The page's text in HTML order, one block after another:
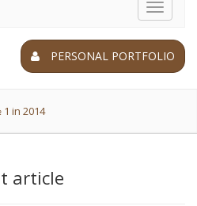
Toggle
PERSONAL PORTFOLIO
in 2014
article